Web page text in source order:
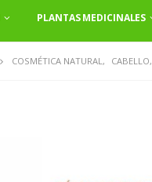
PLANTAS MEDICINALES
COSMÉTICA NATURAL, CABELLO,